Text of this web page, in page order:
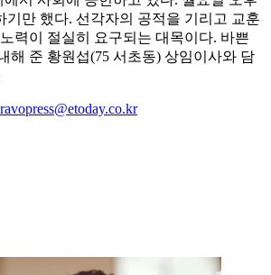
기만 했다. 선각자의 공적을 기리고 교훈
력이 절실히 요구되는 대목이다. 바쁜
해 준 황원섭(75 서초동) 상임이사와 담